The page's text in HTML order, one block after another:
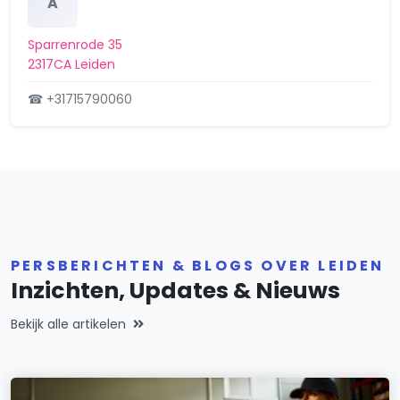
Sparrenrode 35
2317CA Leiden
☎ +31715790060
PERSBERICHTEN & BLOGS OVER LEIDEN
Inzichten, Updates & Nieuws
Bekijk alle artikelen